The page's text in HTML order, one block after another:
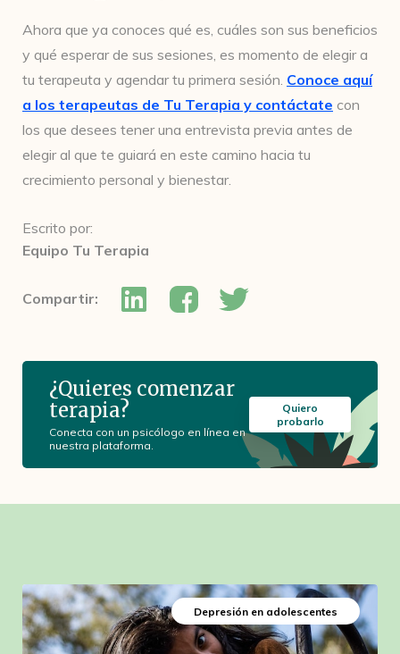
Ahora que ya conoces qué es, cuáles son sus beneficios
y qué esperar de sus sesiones, es momento de elegir a
tu terapeuta y agendar tu primera sesión. Conoce aquí
a los terapeutas de Tu Terapia y contáctate con
los que desees tener una entrevista previa antes de
elegir al que te guiará en este camino hacia tu
crecimiento personal y bienestar.
Escrito por:
Equipo Tu Terapia
Compartir:
¿Quieres comenzar
terapia?
Conecta con un psicólogo en línea en
nuestra plataforma.
Quiero
probarlo
Depresión en adolescentes